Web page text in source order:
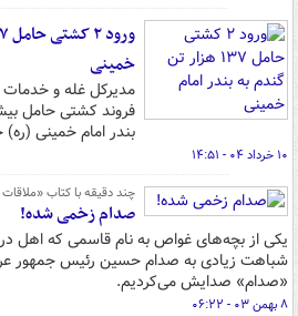
خمینی
بندر امام خمینی (ره)
۱۰ خرداد ۰۴ - ۱۴:۵۱
چند دقیقه با کتاب‌
صدام زخمی شده!
یکی از بچه‌های غواص به نام قاسمی که اهل
شباهت زیادی به صدام حسین رئیس جمهور
«صدام» صدایش می‌کردیم.
۸ بهمن ۰۳ - ۰۶:۲۲